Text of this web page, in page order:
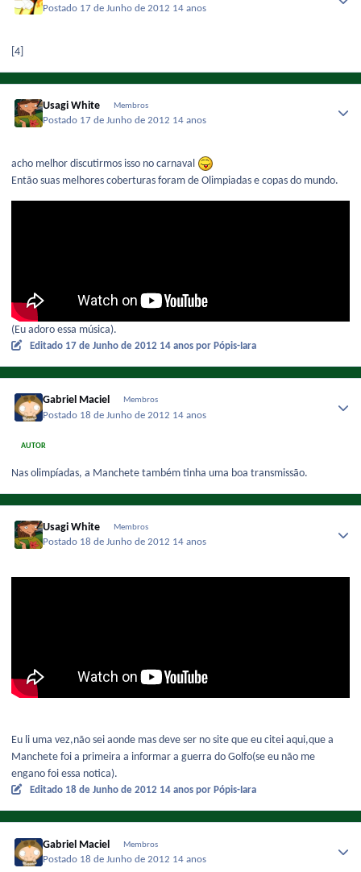
Postado 17 de Junho de 2012 14 anos
[4]
Usagi White Membros
Postado 17 de Junho de 2012 14 anos
acho melhor discutirmos isso no carnaval
Então suas melhores coberturas foram de Olimpiadas e copas do mundo.
(Eu adoro essa música).
Editado 17 de Junho de 2012 14 anos por Pópis-Iara
Gabriel Maciel Membros
Postado 18 de Junho de 2012 14 anos
AUTOR
Nas olimpíadas, a Manchete também tinha uma boa transmissão.
Usagi White Membros
Postado 18 de Junho de 2012 14 anos
Eu li uma vez,não sei aonde mas deve ser no site que eu citei aqui,que a
Manchete foi a primeira a informar a guerra do Golfo(se eu não me
engano foi essa notica).
Editado 18 de Junho de 2012 14 anos por Pópis-Iara
Gabriel Maciel Membros
Postado 18 de Junho de 2012 14 anos